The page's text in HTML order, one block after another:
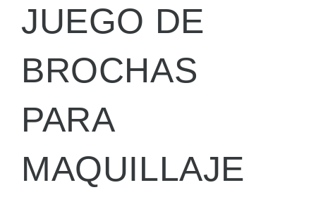
JUEGO DE
BROCHAS
PARA
MAQUILLAJE